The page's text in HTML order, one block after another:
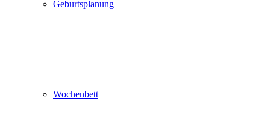
Geburtsplanung
Wochenbett